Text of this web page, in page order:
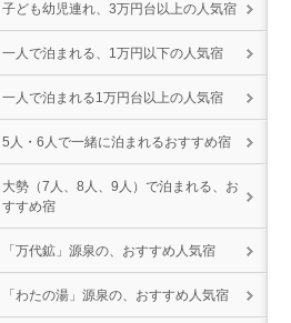
子ども幼児連れ、3万円台以上の人気宿
一人で泊まれる、1万円以下の人気宿
一人で泊まれる1万円台以上の人気宿
5人・6人で一緒に泊まれるおすすめ宿
大勢（7人、8人、9人）で泊まれる、お
すすめ宿
「万代鉱」源泉の、おすすめ人気宿
「わたの湯」源泉の、おすすめ人気宿